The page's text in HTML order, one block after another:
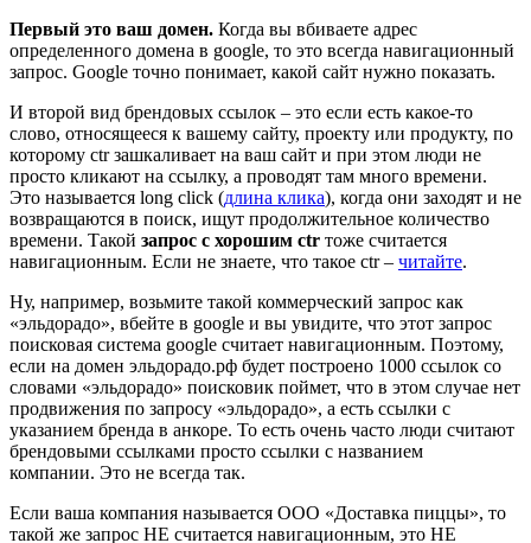
Первый это ваш домен. Когда вы вбиваете адрес
определенного домена в google, то это всегда навигационный
запрос. Google точно понимает, какой сайт нужно показать.
И второй вид брендовых ссылок – это если есть какое-то
слово, относящееся к вашему сайту, проекту или продукту, по
которому ctr зашкаливает на ваш сайт и при этом люди не
просто кликают на ссылку, а проводят там много времени.
Это называется long click (длина клика), когда они заходят и не
возвращаются в поиск, ищут продолжительное количество
времени. Такой запрос с хорошим ctr тоже считается
навигационным. Если не знаете, что такое ctr – читайте.
Ну, например, возьмите такой коммерческий запрос как
«эльдорадо», вбейте в google и вы увидите, что этот запрос
поисковая система google считает навигационным. Поэтому,
если на домен эльдорадо.рф будет построено 1000 ссылок со
словами «эльдорадо» поисковик поймет, что в этом случае нет
продвижения по запросу «эльдорадо», а есть ссылки с
указанием бренда в анкоре. То есть очень часто люди считают
брендовыми ссылками просто ссылки с названием
компании. Это не всегда так.
Если ваша компания называется ООО «Доставка пиццы», то
такой же запрос НЕ считается навигационным, это НЕ